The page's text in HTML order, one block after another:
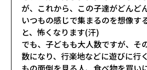
が、これから、この子達がどんど
いつもの感じで集まるのを想像す
と、怖くなります(汗)
でも、子どもも大人数ですが、そ
数になり、行楽地などに遊びに行